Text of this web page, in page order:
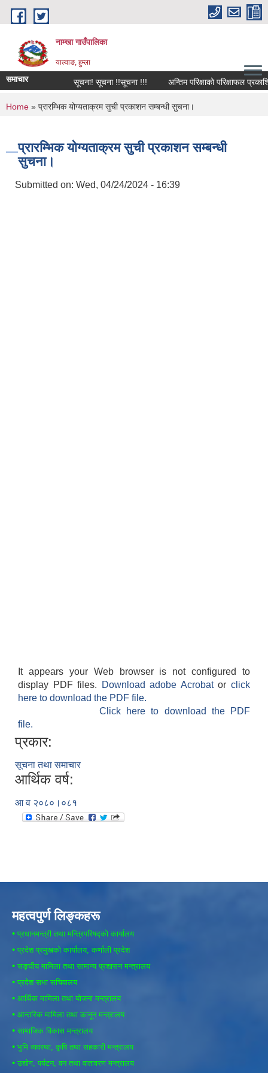
Skip to main content
नाम्खा गाउँपालिका
याल्वाङ, हुम्ला
समाचार सूचना! सूचना !!सूचना !!! अन्तिम परिक्षाको परिक्षाफल
You are here
Home » प्रारम्भिक योग्यताक्रम सुची प्रकाशन सम्बन्धी सुचना।
प्रारम्भिक योग्यताक्रम सुची प्रकाशन सम्बन्धी
सुचना।
Submitted on: Wed, 04/24/2024 - 16:39
It appears your Web browser is not configured to
display PDF files.
Download adobe Acrobatorclick
here to download the PDF file.
Click here to download the PDF
file.
प्रकार:
सूचना तथा समाचार
आर्थिक वर्ष:
आ व २०८०।०८१
महत्वपुर्ण लिङ्कहरू
• प्रधानमन्त्री तथा मन्त्रिपरिषद्को कार्यालय
• प्रदेश प्रमुखको कार्यालय, कर्णाली प्रदेश
• सङ्घीय मामिला तथा सामान्य प्रशासन मन्त्रालय
• प्रदेश सभा सचिवालय
• आर्थिक मामिला तथा योजना मन्त्रालय
• आन्तरिक मामिला तथा कानून मन्त्रालय
• सामाजिक विकास मन्त्रालय
• भुमि व्यवस्था, कृषि तथा सहकारी मन्त्रालय
• उद्योग, पर्यटन, वन तथा वातावरण मन्त्रालय